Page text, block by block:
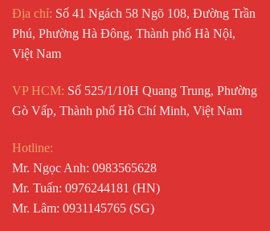
Địa chỉ: Số 41 Ngách 58 Ngõ 108, Đường Trần
Phú, Phường Hà Đông, Thành phố Hà Nội,
Việt Nam
VP HCM: Số 525/1/10H Quang Trung, Phường
Gò Vấp, Thành phố Hồ Chí Minh, Việt Nam
Hotline:
Mr. Ngọc Anh: 0983565628
Mr. Tuấn: 0976244181 (HN)
Mr. Lâm: 0931145765 (SG)